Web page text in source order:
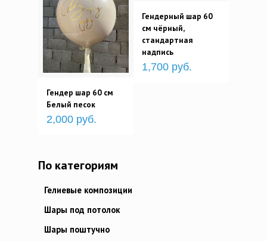
Гендер шар 60 см
Белый песок
2,000 руб.
Гендерный шар 60
см чёрный,
стандартная
надпись
1,700 руб.
По категориям
Гелиевые композиции
Шары под потолок
Шары поштучно